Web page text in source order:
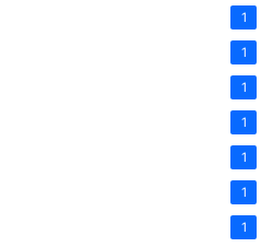
1
1
1
1
1
1
1